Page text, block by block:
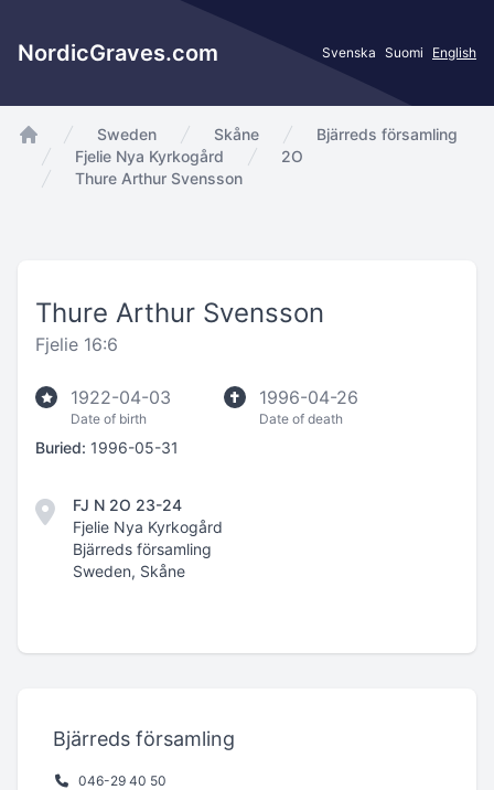
NordicGraves.com Svenska Suomi English
app.Start
Sweden Skåne
Bjärreds församling
Fjelie Nya Kyrkogård
2O
Thure Arthur Svensson
Thure Arthur Svensson
Fjelie 16:6
1922-04-03
Date of birth
1996-04-26
Date of death
Buried: 1996-05-31
FJ N 2O 23-24
Fjelie Nya Kyrkogård
Bjärreds församling
Sweden, Skåne
Bjärreds församling
046-29 40 50